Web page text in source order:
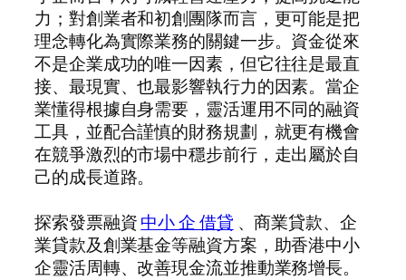
力；對創業者和初創團隊而言，更可能是把
理念轉化為實際業務的關鍵一步。資金從來
不是企業成功的唯一因素，但它往往是最直
接、最現實、也最影響執行力的因素。當企
業懂得根據自身需要，靈活運用不同的融資
工具，並配合謹慎的財務規劃，就更有機會
在競爭激烈的市場中穩步前行，走出屬於自
己的成長道路。
探索發票融資中小 企 借貸 、商業貸款、企
業貸款及創業基金等融資方案，助香港中小
企靈活周轉、改善現金流並推動業務增長。